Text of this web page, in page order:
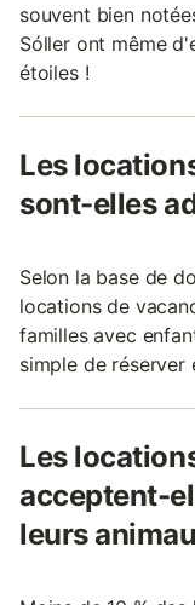
souvent bien
Sóller ont même
étoiles !
Les
sont-elles
Selon la base de
locations de
familles avec
simple de réserver
Les
acceptent-
leurs